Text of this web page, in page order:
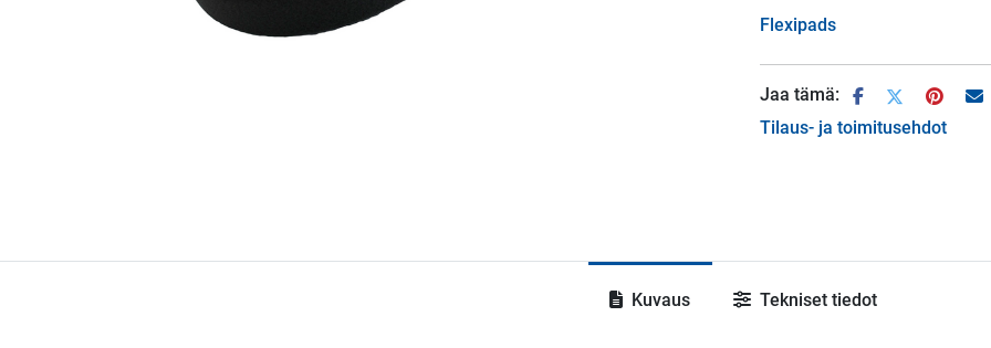
Flexipads
Jaa tämä:
Tilaus- ja toimitusehdot
Kuvaus Tekniset tiedot